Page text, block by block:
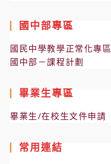
國中部專區
國民中學教學正常化專區
國中部－課程計劃
畢業生專區
畢業生/在校生文件申請
常用連結